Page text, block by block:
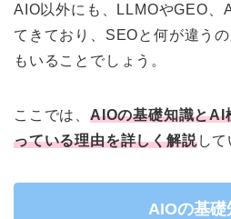
AIO以外にも、LLMOやGEO、
てきており、SEOと何が違う
もいることでしょう。
ここでは、 AIOの基礎知識とAI
っている理由を詳しく解説して
AIOの基礎